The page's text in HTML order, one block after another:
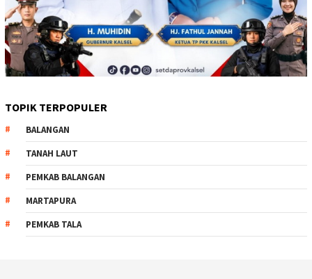
TOPIK TERPOPULER
BALANGAN
TANAH LAUT
PEMKAB BALANGAN
MARTAPURA
PEMKAB TALA